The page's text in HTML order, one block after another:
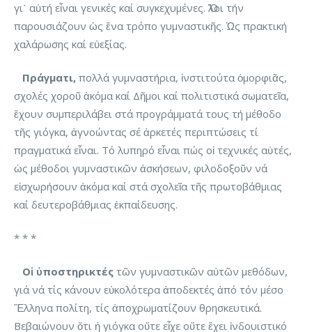
γι᾽ αὐτή εἶναι γενικές καί συγκεχυμένες. Ὅλοι τήν
παρουσιάζουν ὡς ἕνα τρόπο γυμναστικῆς. Ὡς πρακτική
χαλάρωσης καί εὐεξίας.
Πράγματι, πολλά γυμναστήρια, ἰνστιτούτα ὀμορφιᾶς,
σχολές χοροῦ ἀκόμα καί Δῆμοι καί πολιτιστικά σωματεῖα,
ἔχουν συμπεριλάβει στά προγράμματά τους τή μέθοδο
τῆς γιόγκα, ἀγνοώντας σέ ἀρκετές περιπτώσεις τί
πραγματικά εἶναι. Τό λυπηρό εἶναι πώς οἱ τεχνικές αὐτές,
ὡς μέθοδοι γυμναστικῶν ἀσκήσεων, φιλοδοξοῦν νά
εἰσχωρήσουν ἀκόμα καί στά σχολεῖα τῆς πρωτοβάθμιας
καί δευτεροβάθμιας ἐκπαίδευσης.
* * *
Οἱ ὑποστηρικτές τῶν γυμναστικῶν αὐτῶν μεθόδων,
γιά νά τίς κάνουν εὐκολότερα ἀποδεκτές ἀπό τόν μέσο
Ἕλληνα πολίτη, τίς ἀποχρωματίζουν θρησκευτικά.
Βεβαιώνουν ὅτι ἡ γιόγκα οὔτε εἶχε οὔτε ἔχει ἰνδουιστικό